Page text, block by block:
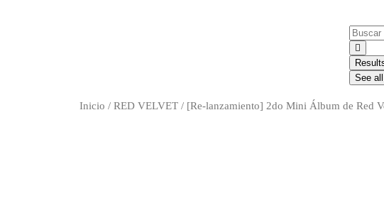
See
Inicio / RED VELVET / [Re-lanzamiento] 2do Mini Álbum de Red